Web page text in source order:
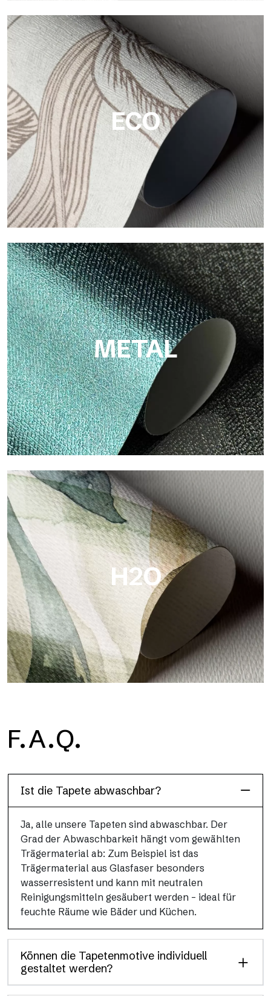
Vinyl
Die Vinyloberflächen der Tapeten von Tecnografica bieten
widerstandsfähige, strukturierte und optisch anspruchsvolle
Flächen.
ECO
ECO
Eco von Tecnografica ist die ökologische Tapete aus
Zellulosefaser: nachhaltige Unterstützung, ohne PVC, mit
hellen Farben und hoher Qualität.
METAL
Metal
Metal ist die metallische Tapete von Tecnografica, mit
einzigartigen metallischen Reflexen, die Gold-, Silber-, Kupfer-
und satte Farben hervorheben.
H2O
H2O ist die wasserdichte Glasfaser-Badezimmertapete, ideal
für Duschkabinen und feuchte Umgebungen, mit hoher
F.A.Q.
Ist die Tapete abwaschbar?
Ja, alle unsere Tapeten sind abwaschbar. Der
Grad der Abwaschbarkeit hängt vom gewählten
Trägermaterial ab: Zum Beispiel ist das
Trägermaterial aus Glasfaser besonders
wasserresistent und kann mit neutralen
Reinigungsmitteln gesäubert werden – ideal für
feuchte Räume wie Bäder und Küchen.
Können die Tapetenmotive individuell
gestaltet werden?